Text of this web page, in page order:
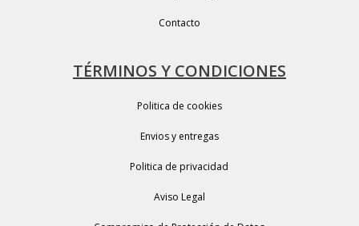
Contacto
TÉRMINOS Y CONDICIONES
Politica de cookies
Envios y entregas
Politica de privacidad
Aviso Legal